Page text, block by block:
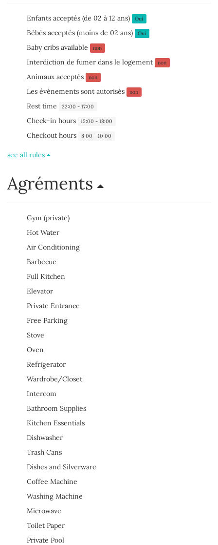
Enfants acceptés (de 02 à 12 ans) Oui
Bébés acceptés (moins de 02 ans) Oui
Baby cribs available non
Interdiction de fumer dans le logement non
Animaux acceptés non
Les événements sont autorisés non
Rest time 22:00 - 17:00
Check-in hours 15:00 - 18:00
Checkout hours 8:00 - 10:00
see all rules
Agréments
Gym (private)
Hot Water
Air Conditioning
Barbecue
Full Kitchen
Elevator
Private Entrance
Free Parking
Stove
Oven
Refrigerator
Wardrobe/Closet
Intercom
Bathroom Supplies
Kitchen Essentials
Dishwasher
Trash Cans
Dishes and Silverware
Coffee Machine
Washing Machine
Microwave
Toilet Paper
Private Pool